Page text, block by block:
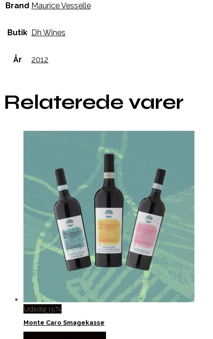
Brand Maurice Vesselle
Butik Dh Wines
År 2012
Relaterede varer
Udsalg 15%
Monte Caro Smagekasse